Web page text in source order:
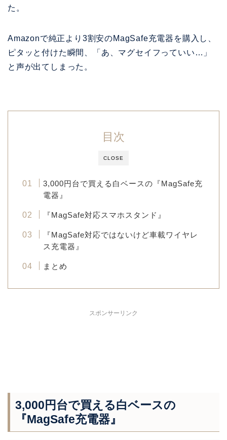
た。
Amazonで純正より3割安のMagSafe充電器を購入し、
ピタッと付けた瞬間、「あ、マグセイフっていい…」
と声が出てしまった。
CLOSE
目次
3,000円台で買える白ベースの『MagSafe充
電器』
『MagSafe対応スマホスタンド』
『MagSafe対応ではないけど車載ワイヤレ
ス充電器』
まとめ
スポンサーリンク
3,000円台で買える白ベースの
『MagSafe充電器』